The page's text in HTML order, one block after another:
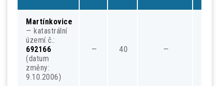
Martínkovice
— katastrální
území č.:
692166
(datum
změny:
9.10.2006)
— 40 —